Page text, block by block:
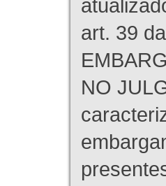
art. 39
NO